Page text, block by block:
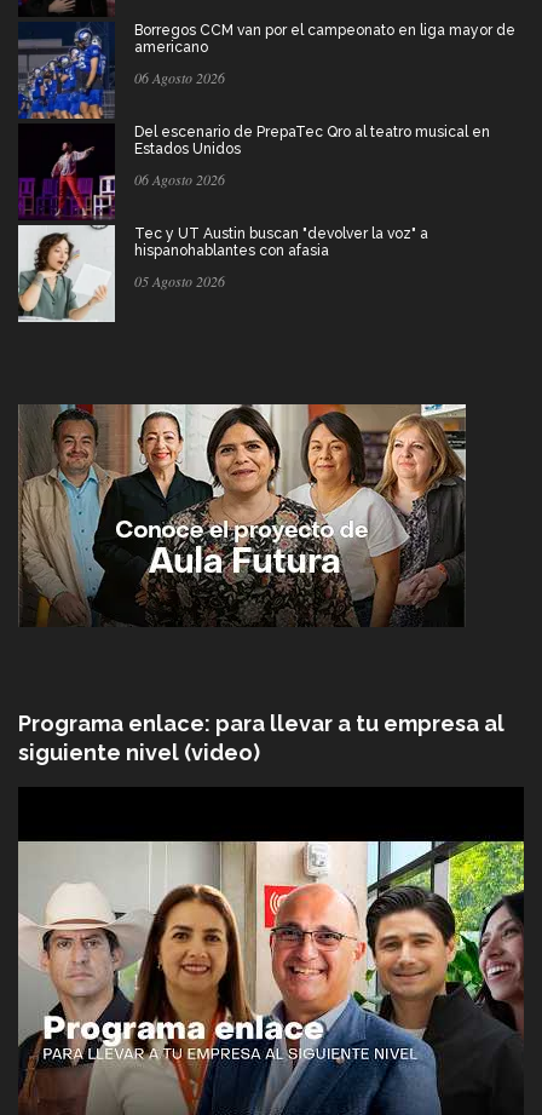
Borregos CCM van por el campeonato en liga mayor de
americano
06 Agosto 2026
Del escenario de PrepaTec Qro al teatro musical en
Estados Unidos
06 Agosto 2026
Tec y UT Austin buscan "devolver la voz" a
hispanohablantes con afasia
05 Agosto 2026
Programa enlace: para llevar a tu empresa al
siguiente nivel (video)